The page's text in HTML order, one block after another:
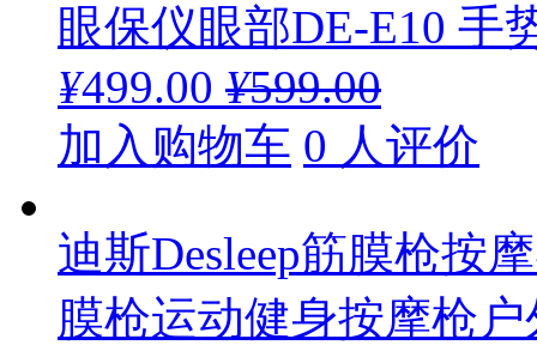
眼保仪眼部DE-E10 手
¥499.00 ¥599.00
加入购物车 0 人评价
迪斯Desleep筋膜枪按
膜枪运动健身按摩枪